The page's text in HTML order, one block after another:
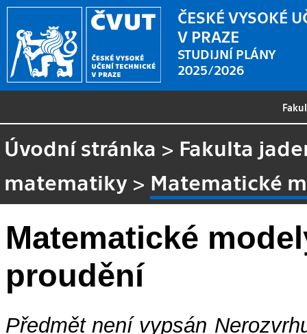
ČESKÉ VYSOKÉ
V PRAZE
STUDIJNÍ PLÁNY
2025/2026
Úvodní stránka > Fakulta
matematiky > Matematické
Matematické
proudění
Předmět není vypsán